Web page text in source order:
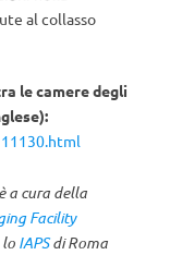
al collasso
le camere degli
è a cura della
Facility
lo IAPSdi Roma